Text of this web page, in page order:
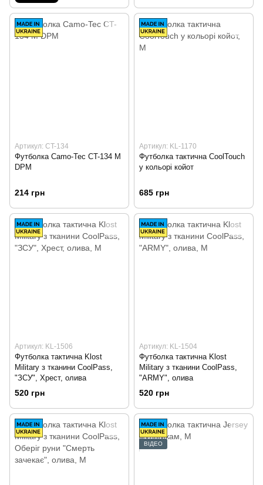
Артикул: CT-134
Футболка Camo-Tec CT-134 M
DPM
214 грн
Артикул: KL-1170
Футболка тактична СoolTouch
у кольорі койот
685 грн
Артикул: KL-1506
Футболка тактична Klost
Military з тканини CoolPass,
"ЗСУ", Хрест, олива
520 грн
Артикул: KL-1504
Футболка тактична Klost
Military з тканини CoolPass,
"ARMY", олива
520 грн
ВІДЕО